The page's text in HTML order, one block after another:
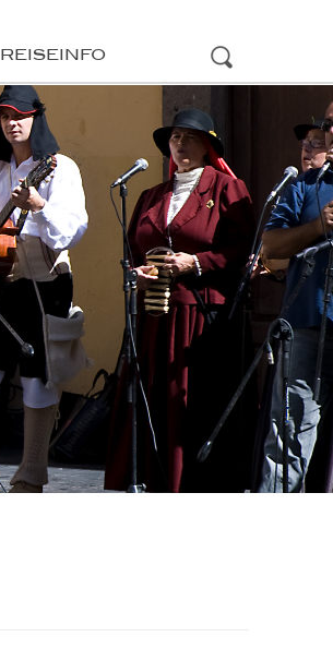
REISEINFO